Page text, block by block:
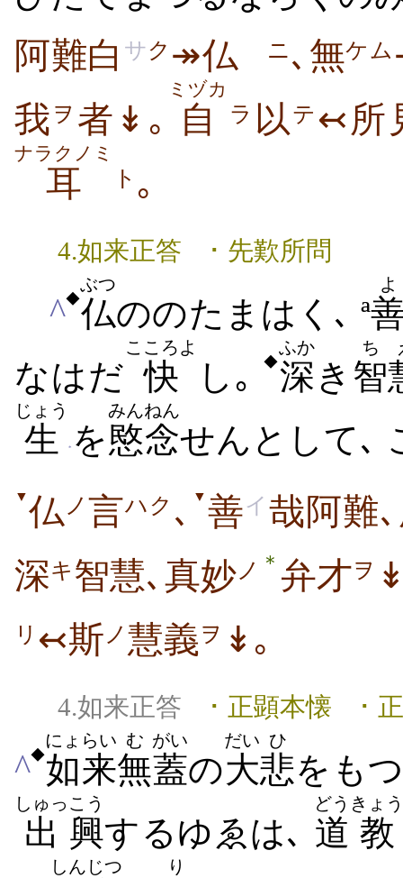
阿難白 サク ↠仏 ニ､無ケム
我 ヲ 者↡｡ 自
ミヅカ
ラ 以テ ↢所
耳
ナラクノミ
ト ｡
4.如来正答 ･ 先歎所問
^◆仏
ぶつ
ののたまはく､ ª
よ
なはだ 快
こころよ
し｡ ◆深
ふか
き 智
ち
生
じょう
* を愍念
みんねん
せんとして､
▼仏 ノ 言ハク ､ ▼ 善イ 哉阿難
深キ 智慧､真妙 ノ ＊ 弁才ヲ
リ ↢斯 ノ 慧義ヲ ↡｡
4.如来正答 ･ 正顕本懐 ･
^◆如来
にょらい
無
む
蓋
がい
の大
だい
悲
ひ
をも
出
しゅっ
興
こう
するゆゑは､ 道
どう
教
きょう
しんじつ り